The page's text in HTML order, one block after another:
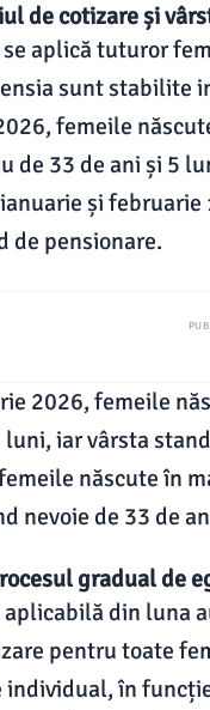
de cotizare și
aplică tuturor
sunt stabilite
femeile
de 33 de ani și 5
și
de pensionare.
2026, femeile
iar vârsta
născute în
nevoie de 33 de
gradual de
aplicabilă din luna
pentru toate
în